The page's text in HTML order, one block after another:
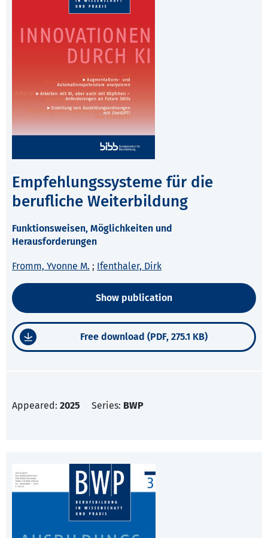
Empfehlungssysteme für die
berufliche Weiterbildung
Funktionsweisen, Möglichkeiten und
Herausforderungen
Fromm, Yvonne M. ; Ifenthaler, Dirk
Show publication
Free download (PDF, 275.1 KB)
Appeared: 2025 Series: BWP